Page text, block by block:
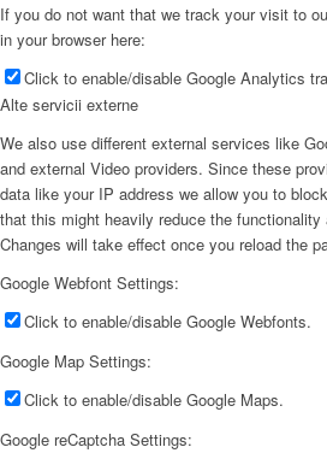
If you do not want that we track your visit to
in your browser here:
Click to enable/disable Google Analytics
Alte servicii externe
We also use different external services like
and external Video providers. Since these
data like your IP address we allow you to
that this might heavily reduce the functionality
Changes will take effect once you reload the
Google Webfont Settings:
Click to enable/disable Google Webfonts.
Google Map Settings:
Click to enable/disable Google Maps.
Google reCaptcha Settings: